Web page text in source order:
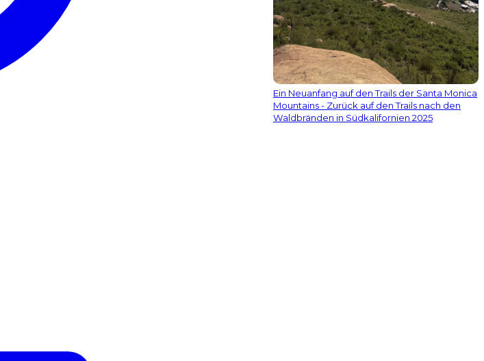
Ein Neuanfang auf den Trails der Santa Monica
Mountains - Zurück auf den Trails nach den
Waldbränden in Südkalifornien 2025